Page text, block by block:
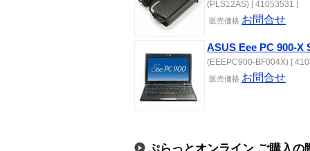
(PLS12AS) [ 41053531 ]
販売価格 お問合せ
ASUS Eee PC 900-X
(EEEPC900-BF004X) [
販売価格 お問合せ